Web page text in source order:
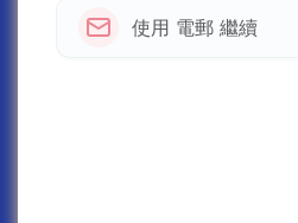
使用 電郵 繼續